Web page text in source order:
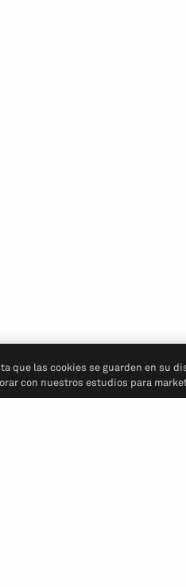
que las cookies se guarden en su
con nuestros estudios para